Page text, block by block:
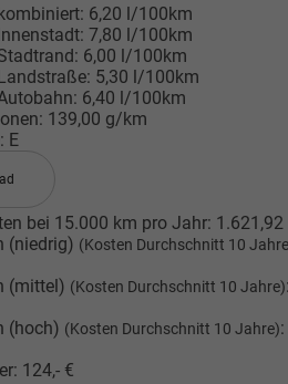
6,20 l/100km
7,80 l/100km
6,00 l/100km
5,30 l/100km
6,40 l/100km
139,00 g/km
E
bei 15.000 km pro Jahr: 1.621,92
(niedrig) (Kosten Durchschnitt 10
(mittel) (Kosten Durchschnitt 10 Jahre):
(hoch) (Kosten Durchschnitt 10 Jahre):
124,- €